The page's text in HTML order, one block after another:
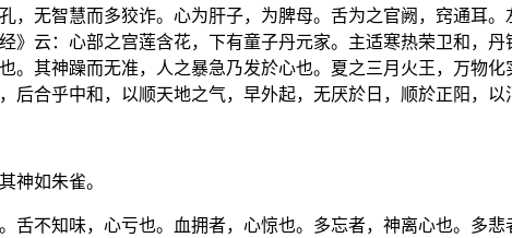
，无智慧而多狡诈。心为肝子，为脾母。舌为之官阙，窍通耳
》云：心部之宫莲含花，下有童子丹元家。主适寒热荣卫和，
。其神躁而无准，人之暴急乃发於心也。夏之三月火王，万物
后合乎中和，以顺天地之气，早外起，无厌於日，顺於正阳，以
神如朱雀。
舌不知味，心亏也。血拥者，心惊也。多忘者，神离心也。多